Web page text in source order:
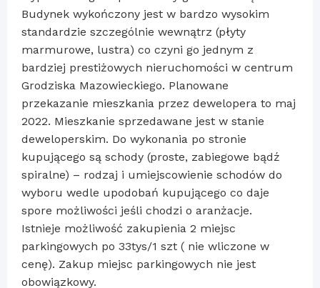
Budynek wykończony jest w bardzo wysokim
standardzie szczególnie wewnątrz (płyty
marmurowe, lustra) co czyni go jednym z
bardziej prestiżowych nieruchomości w centrum
Grodziska Mazowieckiego. Planowane
przekazanie mieszkania przez dewelopera to maj
2022. Mieszkanie sprzedawane jest w stanie
deweloperskim. Do wykonania po stronie
kupującego są schody (proste, zabiegowe bądź
spiralne) – rodzaj i umiejscowienie schodów do
wyboru wedle upodobań kupującego co daje
spore możliwości jeśli chodzi o aranżacje.
Istnieje możliwość zakupienia 2 miejsc
parkingowych po 33tys/1 szt ( nie wliczone w
cenę). Zakup miejsc parkingowych nie jest
obowiązkowy.